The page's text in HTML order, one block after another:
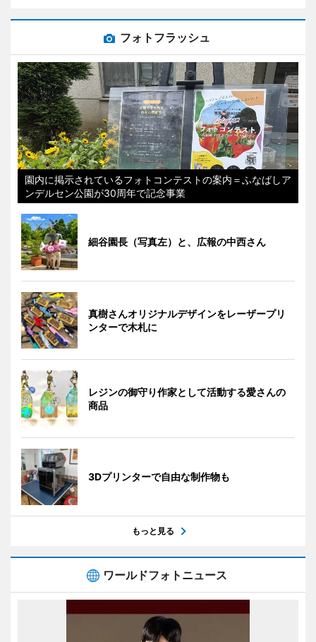
フォトフラッシュ
園内に掲示されているフォトコンテストの案内＝ふなばしア
ンデルセン公園が30周年で記念事業
細谷園長（写真左）と、広報の中西さん
真樹さんオリジナルデザインをレーザープリ
ンターで木札に
レジンの御守り作家として活動する愛さんの
商品
3Dプリンターで自由な制作物も
もっと見る
ワールドフォトニュース